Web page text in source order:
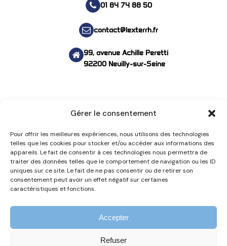
Gérer le consentement
Pour offrir les meilleures expériences, nous utilisons des technologies
telles que les cookies pour stocker et/ou accéder aux informations des
appareils. Le fait de consentir à ces technologies nous permettra de
traiter des données telles que le comportement de navigation ou les ID
uniques sur ce site. Le fait de ne pas consentir ou de retirer son
consentement peut avoir un effet négatif sur certaines
caractéristiques et fonctions.
Accepter
Refuser
01 84 74 88 50
contact@lexterrh.fr
99, avenue Achille Peretti
92200 Neuilly-sur-Seine
©2025 L’EXTER RH | Cabinet de conseils en